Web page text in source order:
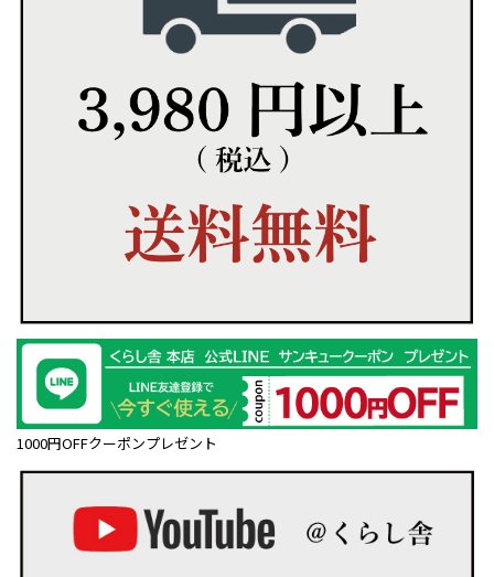
1000円OFFクーポンプレゼント